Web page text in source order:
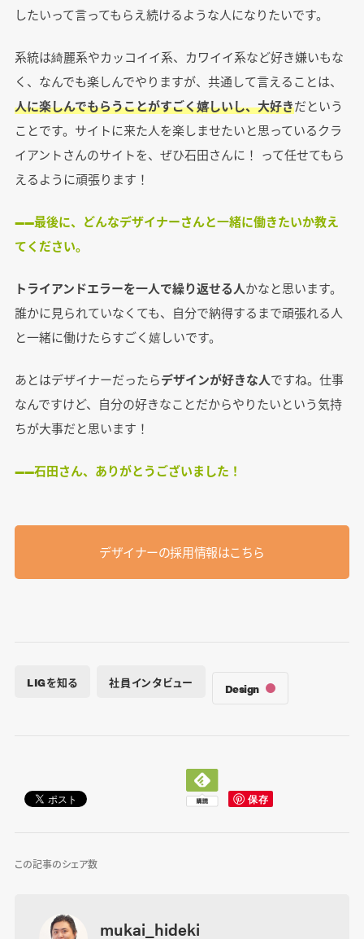
したいって言ってもらえ続けるような人になりたいです。
系統は綺麗系やカッコイイ系、カワイイ系など好き嫌いもな
く、なんでも楽しんでやりますが、共通して言えることは、
人に楽しんでもらうことがすごく嬉しいし、大好きだという
ことです。サイトに来た人を楽しませたいと思っているクラ
イアントさんのサイトを、ぜひ石田さんに！ って任せてもら
えるように頑張ります！
――最後に、どんなデザイナーさんと一緒に働きたいか教え
てください。
トライアンドエラーを一人で繰り返せる人かなと思います。
誰かに見られていなくても、自分で納得するまで頑張れる人
と一緒に働けたらすごく嬉しいです。
あとはデザイナーだったらデザインが好きな人ですね。仕事
なんですけど、自分の好きなことだからやりたいという気持
ちが大事だと思います！
――石田さん、ありがとうございました！
デザイナーの採用情報はこちら
LIGを知る 社員インタビュー Design
この記事のシェア数
mukai_hideki